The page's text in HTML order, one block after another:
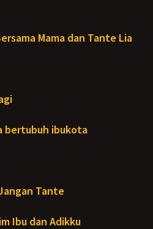
Mama dan Tante Lia
bertubuh ibukota
Tante
Ibu dan Adikku